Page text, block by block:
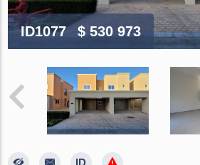
ID1077 $ 530 973